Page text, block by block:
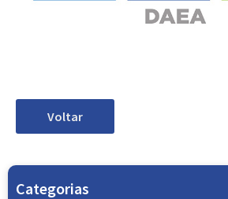
Voltar
Categorias